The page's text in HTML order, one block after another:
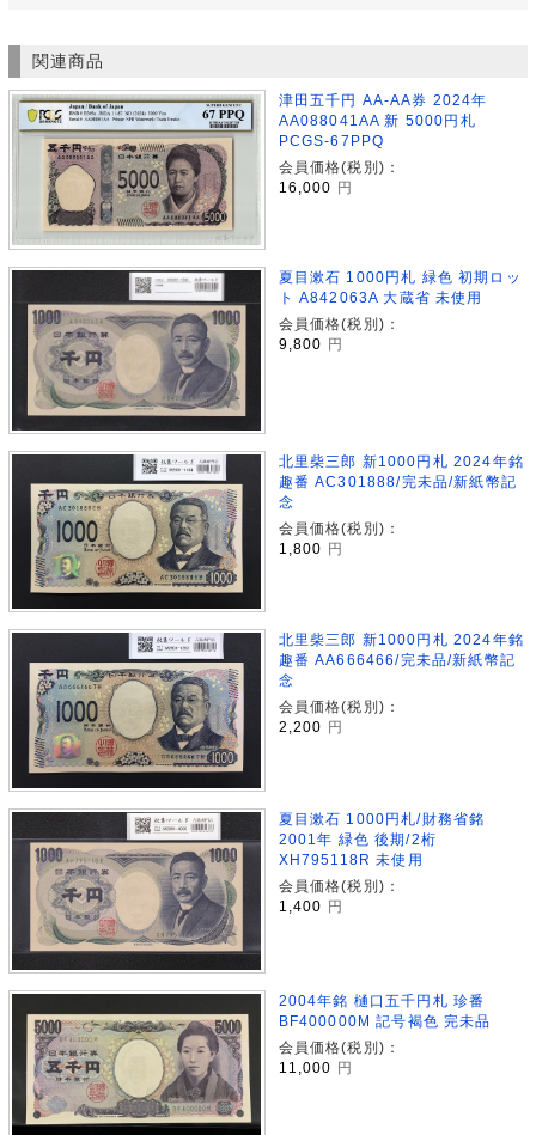
関連商品
津田五千円 AA-AA券 2024年
AA088041AA 新 5000円札
PCGS-67PPQ
会員価格(税別)：
16,000
円
夏目漱石 1000円札 緑色 初期ロッ
ト A842063A 大蔵省 未使用
会員価格(税別)：
9,800 円
北里柴三郎 新1000円札 2024年銘
趣番 AC301888/完未品/新紙幣記
念
会員価格(税別)：
1,800
円
北里柴三郎 新1000円札 2024年銘
趣番 AA666466/完未品/新紙幣記
念
会員価格(税別)：
2,200
円
夏目漱石 1000円札/財務省銘
2001年 緑色 後期/2桁
XH795118R 未使用
会員価格(税別)：
1,400 円
2004年銘 樋口五千円札 珍番
BF400000M 記号褐色 完未品
会員価格(税別)：
11,000 円